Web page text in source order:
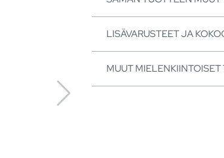
LISÄVARUSTEET JA
MUUT MIELENKIINTOISET